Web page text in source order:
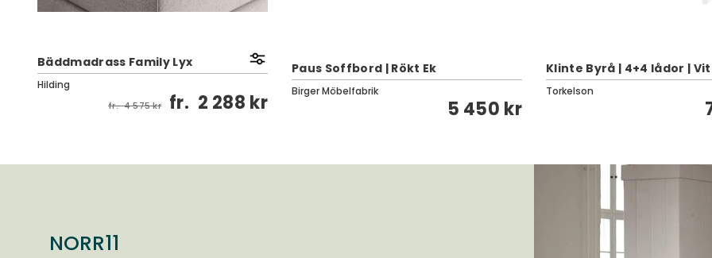
Bäddmadrass Family Lyx
Hilding
fr. 4 575 kr fr. 2 288 kr
Paus Soffbord | Rökt Ek
Birger Möbelfabrik
5 450 kr
Klinte Byrå | 4+4 lådor | Vit
Torkelson
NORR11